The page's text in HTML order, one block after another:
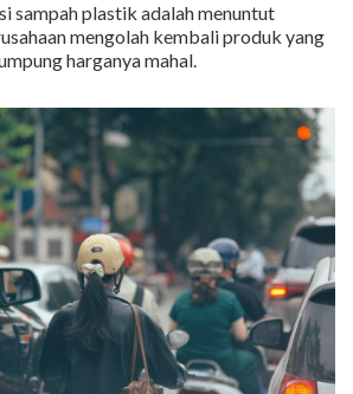
sampah plastik adalah menuntut
mengolah kembali produk yang
harganya mahal.